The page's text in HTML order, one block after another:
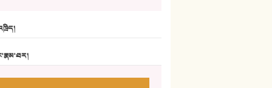
ཆོལ་གསུམ་བྲོ་གཞས། - སྒྲོན་གསལ།